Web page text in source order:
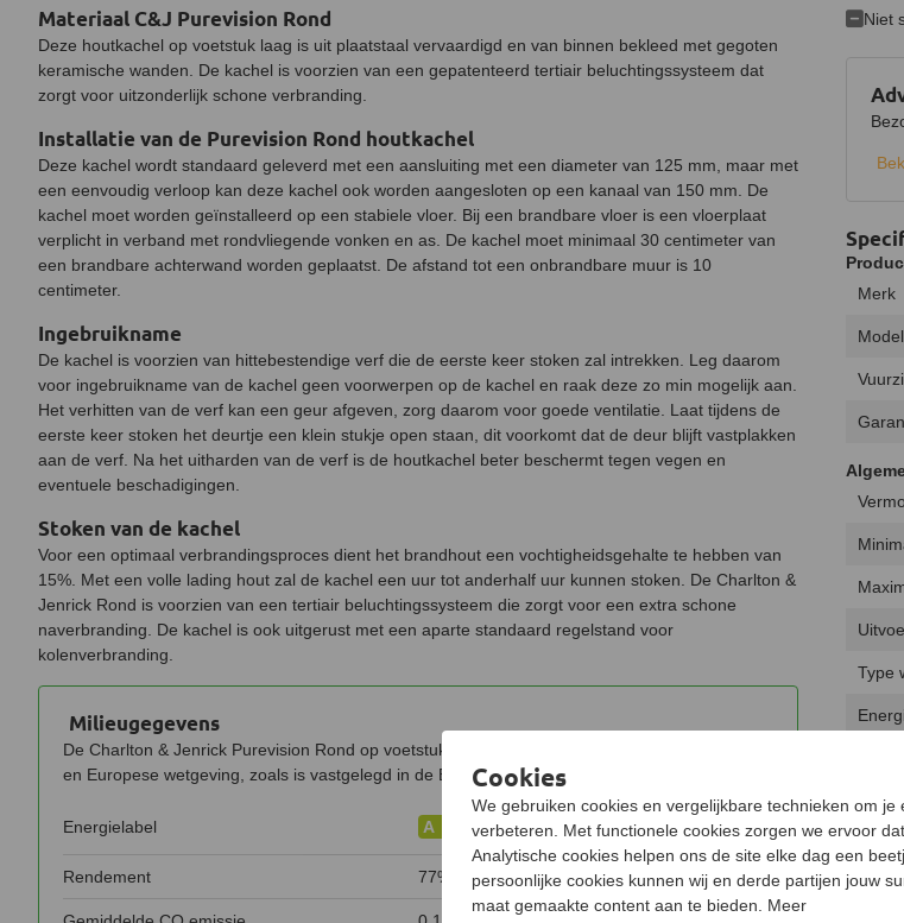
Materiaal C&J Purevision Rond
Deze houtkachel op voetstuk laag is uit plaatstaal vervaardigd en van binnen bekleed met gegoten
keramische wanden. De kachel is voorzien van een gepatenteerd tertiair beluchtingssysteem dat
zorgt voor uitzonderlijk schone verbranding.
Installatie van de Purevision Rond houtkachel
Deze kachel wordt standaard geleverd met een aansluiting met een diameter van 125 mm, maar met
een eenvoudig verloop kan deze kachel ook worden aangesloten op een kanaal van 150 mm. De
kachel moet worden geïnstalleerd op een stabiele vloer. Bij een brandbare vloer is een vloerplaat
verplicht in verband met rondvliegende vonken en as. De kachel moet minimaal 30 centimeter van
een brandbare achterwand worden geplaatst. De afstand tot een onbrandbare muur is 10
centimeter.
Ingebruikname
De kachel is voorzien van hittebestendige verf die de eerste keer stoken zal intrekken. Leg daarom
voor ingebruikname van de kachel geen voorwerpen op de kachel en raak deze zo min mogelijk aan.
Het verhitten van de verf kan een geur afgeven, zorg daarom voor goede ventilatie. Laat tijdens de
eerste keer stoken het deurtje een klein stukje open staan, dit voorkomt dat de deur blijft vastplakken
aan de verf. Na het uitharden van de verf is de houtkachel beter beschermt tegen vegen en
eventuele beschadigingen.
Stoken van de kachel
Voor een optimaal verbrandingsproces dient het brandhout een vochtigheidsgehalte te hebben van
15%. Met een volle lading hout zal de kachel een uur tot anderhalf uur kunnen stoken. De Charlton &
Jenrick Rond is voorzien van een tertiair beluchtingssysteem die zorgt voor een extra schone
naverbranding. De kachel is ook uitgerust met een aparte standaard regelstand voor
kolenverbranding.
Milieugegevens
De Charlton & Jenrick Purevision Rond op voetstuk laag voldoet aan de strenge Nederlandse
en Europese wetgeving, zoals is vastgelegd in de EcoDesign 2022.
Energielabel A
Rendement 77%
Niet
Merk
Model
Type
Hout
Cookies
We gebruiken cookies en vergelijkbare technieken om je
verbeteren. Met functionele cookies zorgen we ervoor
Analytische cookies helpen ons de site elke dag een
persoonlijke cookies kunnen wij en derde partijen jouw
maat gemaakte content aan te bieden. Meer